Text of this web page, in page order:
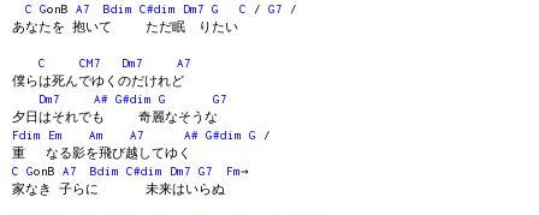
C
GonB A7 Bdim C#dim Dm7 G C / G7 /
あなたを 抱いて ただ眠 りたい
C CM7 Dm7
A7
僕らは死んでゆくのだけれど
Dm7
A# G#dim G
G7
夕日はそれでも 奇麗なそうな
Fdim
Em Am A7 A# G#dim G /
重 なる影を飛び越してゆく
C
GonB A7 Bdim C#dim Dm7 G7 Fm→
家なき 子らに 未来はいらぬ